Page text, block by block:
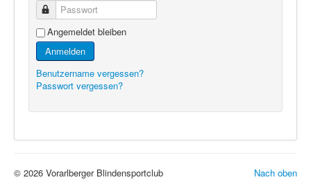
Passwort
Angemeldet bleiben
Anmelden
Benutzername vergessen?
Passwort vergessen?
Nach oben
© 2026 Vorarlberger Blindensportclub